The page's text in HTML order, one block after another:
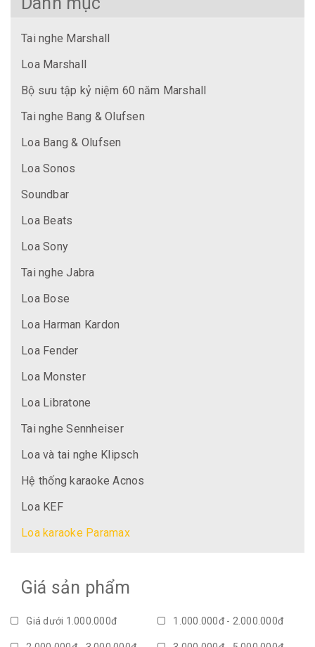
Tai nghe Marshall
Loa Marshall
Bộ sưu tập kỷ niệm 60 năm Marshall
Tai nghe Bang & Olufsen
Loa Bang & Olufsen
Loa Sonos
Soundbar
Loa Beats
Loa Sony
Tai nghe Jabra
Loa Bose
Loa Harman Kardon
Loa Fender
Loa Monster
Loa Libratone
Tai nghe Sennheiser
Loa và tai nghe Klipsch
Hệ thống karaoke Acnos
Loa KEF
Loa karaoke Paramax
Giá sản phẩm
Giá dưới 1.000.000đ 1.000.000đ - 2.000.000đ